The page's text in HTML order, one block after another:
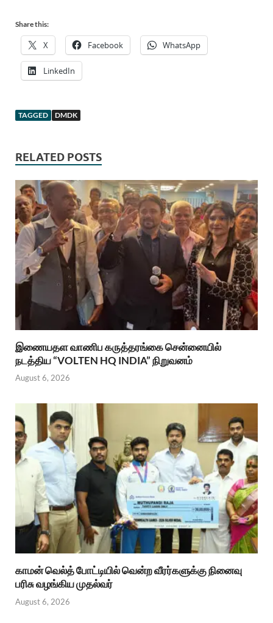
Share this:
X Facebook WhatsApp
LinkedIn
TAGGED DMDK
RELATED POSTS
இணையதள வாணிப கருத்தரங்கை சென்னையில்
நடத்திய “VOLTEN HQ INDIA” நிறுவனம்
August 6, 2026
காமன் வெல்த் போட்டியில் வென்ற வீரர்களுக்கு நினைவு
பரிசு வழங்கிய முதல்வர்
August 6, 2026